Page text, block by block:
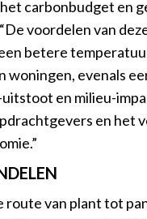
carbonbudget en
voordelen van
betere
woningen, evenals
en milieu-
en het
route van plant tot